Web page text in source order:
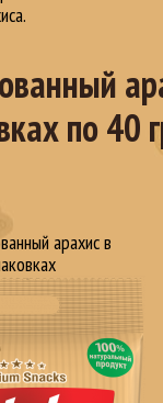
по 40